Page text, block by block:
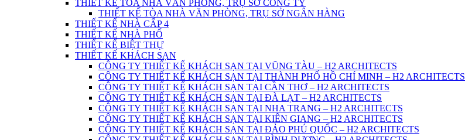
THIẾT KẾ TÒA NHÀ VĂN PHÒNG, TRỤ SỞ CÔNG TY
THIẾT KẾ TÒA NHÀ VĂN PHÒNG, TRỤ SỞ NGÂN HÀNG
THIẾT KẾ NHÀ CẤP 4
THIẾT KẾ NHÀ PHỐ
THIẾT KẾ BIỆT THỰ
THIẾT KẾ KHÁCH SẠN
CÔNG TY THIẾT KẾ KHÁCH SẠN TẠI VŨNG TÀU – H2 ARCHITECTS
CÔNG TY THIẾT KẾ KHÁCH SẠN TẠI THÀNH PHỐ HỒ CHÍ MINH – H2 ARCHITECTS
CÔNG TY THIẾT KẾ KHÁCH SẠN TẠI CẦN THƠ – H2 ARCHITECTS
CÔNG TY THIẾT KẾ KHÁCH SẠN TẠI ĐÀ LẠT – H2 ARCHITECTS
CÔNG TY THIẾT KẾ KHÁCH SẠN TẠI NHA TRANG – H2 ARCHITECTS
CÔNG TY THIẾT KẾ KHÁCH SẠN TẠI KIÊN GIANG – H2 ARCHITECTS
CÔNG TY THIẾT KẾ KHÁCH SẠN TẠI ĐẢO PHÚ QUỐC – H2 ARCHITECTS